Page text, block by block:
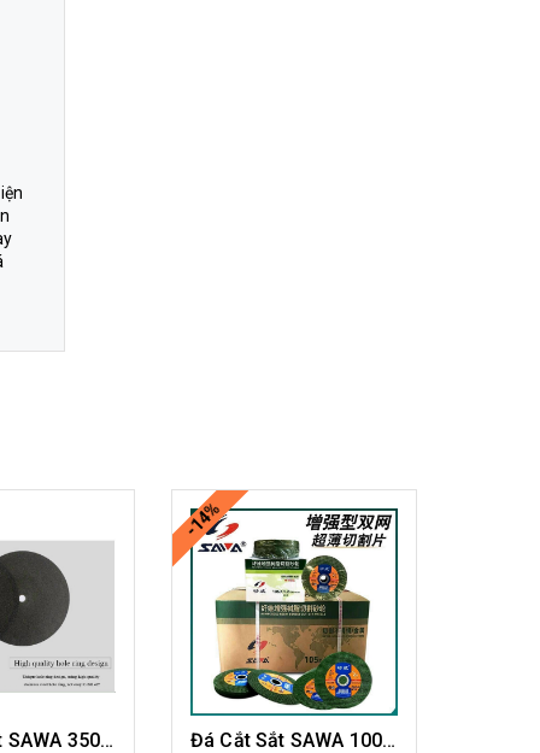
Đá Cắt Sắt SAWA 350mm
-14%
Đá Cắt Sắt SAWA 100mm